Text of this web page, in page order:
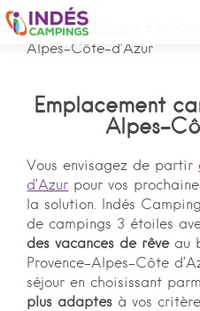
Indés campings
Alpes-Côte-d’Azur
Emplacement
Alpes-
Vous envisagez de partir
d’Azur pour vos
la solution. Indés
de campings 3 étoiles
des vacances de rêveau
Provence-Alpes-Côte
séjour en choisissant
plus adaptés à vos